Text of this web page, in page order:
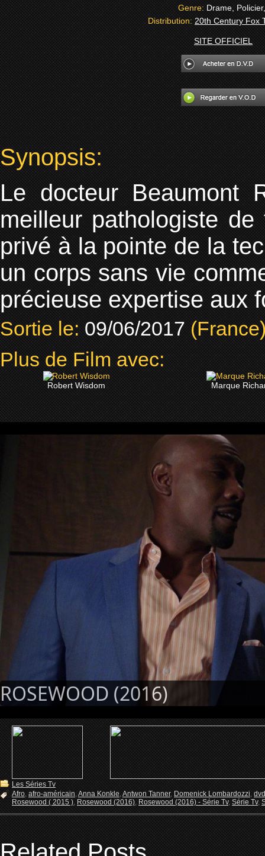
Genre:Drame,
Distribution:20th Century Fox
SITE OFFICIEL
Synopsis:
Le docteur Beaumont
meilleur pathologiste
privé à la pointe de la
un corps sans vie
précieuse expertise aux
Sortie le: 09/06/2017
Plus de Film avec:
Robert Wisdom Marque
ROSEWOOD (2016)
Les Séries Tv
Afro,afro-américain,Anna Konkle,Antwon Tanner,Domenick Lombardozzi,dvd
Rosewood ( 2015 ),Rosewood (2016),Rosewood (2016) - Série Tv,Série Tv,